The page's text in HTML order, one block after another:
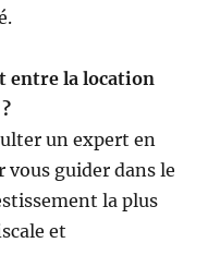
entre la location
un expert en
guider dans le
la plus
et